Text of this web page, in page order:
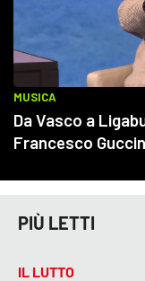
PIÙ LETTI
IL LUTTO